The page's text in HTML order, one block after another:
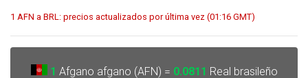
1 AFN a BRL: precios actualizados por última vez (01:16 GMT)
1 Afgano afgano (AFN) = 0.0811 Real brasileño